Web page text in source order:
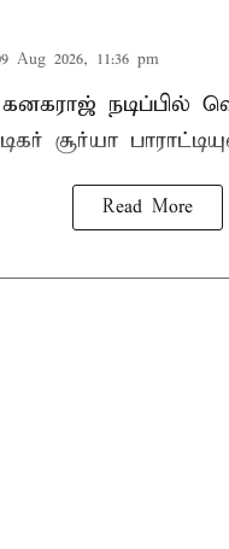
Aug 2026, 11:36 pm
நடிப்பில்
சூர்யா
Read More